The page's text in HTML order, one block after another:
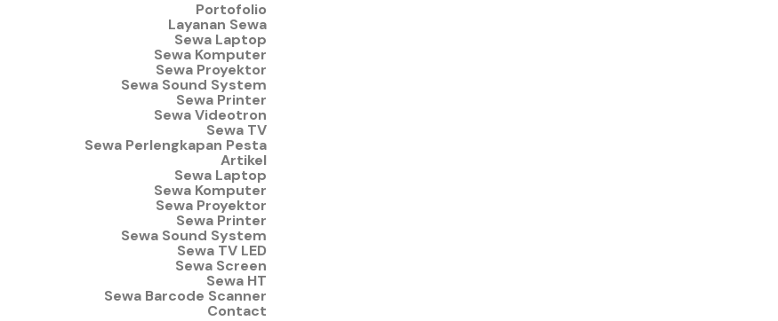
Portofolio
Layanan Sewa
Sewa Laptop
Sewa Komputer
Sewa Proyektor
Sewa Sound System
Sewa Printer
Sewa Videotron
Sewa TV
Sewa Perlengkapan Pesta
Artikel
Sewa Laptop
Sewa Komputer
Sewa Proyektor
Sewa Printer
Sewa Sound System
Sewa TV LED
Sewa Screen
Sewa HT
Sewa Barcode Scanner
Contact